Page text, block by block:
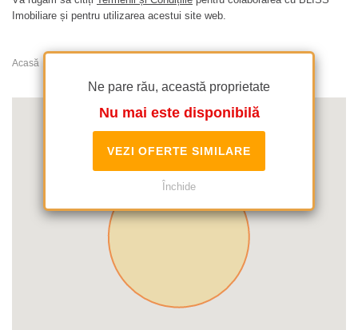
Ne pare rău, această proprietate
Nu mai este disponibilă
VEZI OFERTE SIMILARE
Închide
Imobiliare și pentru utilizarea acestui site web.
Acasă